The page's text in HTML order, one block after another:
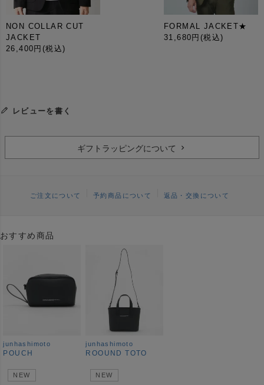
NON COLLAR CUT
JACKET
26,400円 (税込)
FORMAL JACKET★
31,680円 (税込)
レビューを書く
ギフトラッピングについて
ご注文について 予約商品について 返品・交換について
おすすめ商品
junhashimoto
POUCH
NEW
junhashimoto
ROOUND TOTO
NEW